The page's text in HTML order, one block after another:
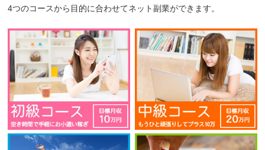
4つのコースから目的に合わせてネット副業ができます。